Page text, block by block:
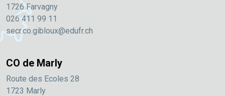
1726 Farvagny
026 411 99 11
secr.co.gibloux@edufr.ch
CO de Marly
Route des Ecoles 28
1723 Marly